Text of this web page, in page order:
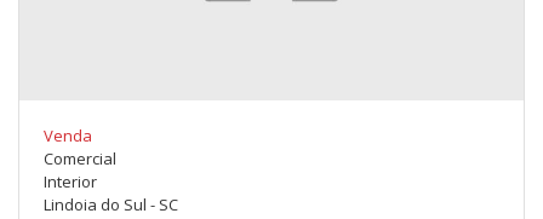
Venda
Comercial
Interior
Lindoia do Sul - SC